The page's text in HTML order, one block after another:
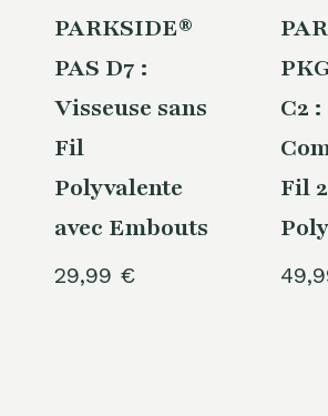
PARKSIDE®
PAS D7 :
Visseuse sans
Fil
Polyvalente
avec Embouts
29,99 €
C2
Fil